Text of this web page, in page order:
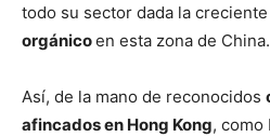
todo su sector dada la
orgánicoen esta zona de China.
Así, de la mano de reconocidos
afincados en Hong Kong, como